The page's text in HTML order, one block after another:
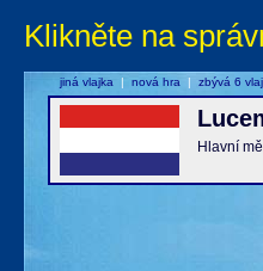
Klikněte na
Hlavní
jiná vlajka | nová hra | zbývá 6